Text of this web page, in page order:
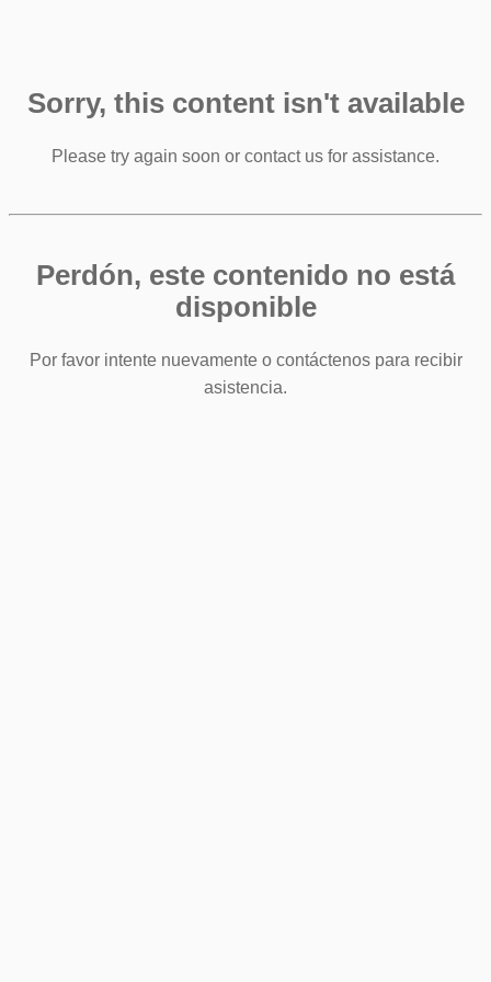
Sorry, this content isn't available
Please try again soon or contact us for assistance.
Perdón, este contenido no está
disponible
Por favor intente nuevamente o contáctenos para recibir
asistencia.